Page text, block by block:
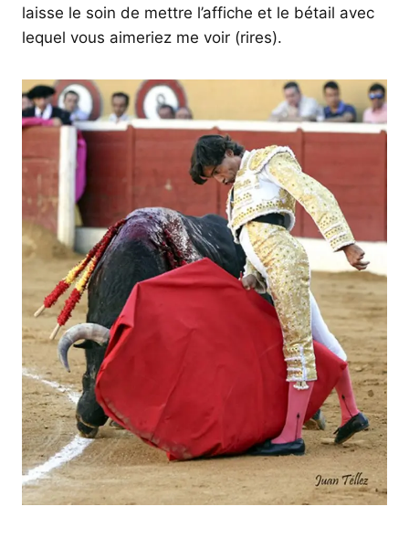
laisse le soin de mettre l’affiche et le bétail avec
lequel vous aimeriez me voir (rires).